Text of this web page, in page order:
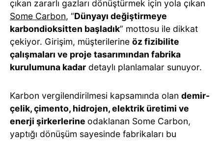
çıkan zararlı gazları dönüştürmek için yola çıkan
Some Carbon, “Dünyayı değiştirmeye
karbondioksitten başladık” mottosu ile dikkat
çekiyor. Girişim, müşterilerine öz fizibilite
çalışmaları ve proje tasarımından fabrika
kurulumuna kadar detaylı planlamalar sunuyor.
Karbon vergilendirilmesi kapsamında olan demir-
çelik, çimento, hidrojen, elektrik üretimi ve
enerji şirkerlerine odaklanan Some Carbon,
yaptığı dönüşüm sayesinde fabrikaları bu